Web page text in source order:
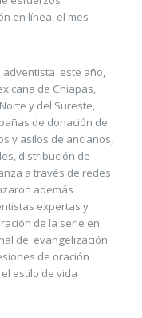
en línea, el mes
adventista este año,
de Chiapas,
y del Sureste,
de donación de
y asilos de ancianos,
distribución de
a través de redes
además
expertas y
de la serie en
de evangelización
de oración
estilo de vida